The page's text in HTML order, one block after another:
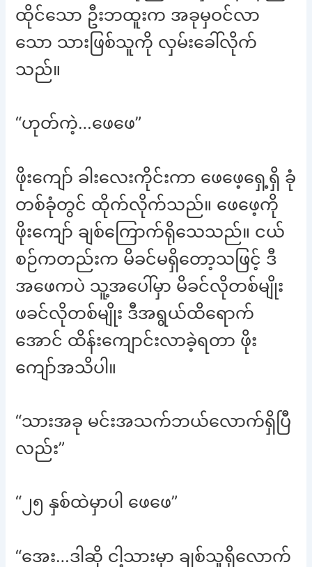
ထိုင်သော ဦးဘထူးက အခုမှဝင်လာ
သော သားဖြစ်သူကို လှမ်းခေါ်လိုက်
သည်။
“ဟုတ်ကဲ့…ဖေဖေ”
ဖိုးကျော် ခါးလေးကိုင်းကာ ဖေဖေ့ရှေ့ရှိ ခုံ
တစ်ခုံတွင် ထိုက်လိုက်သည်။ ဖေဖေ့ကို
ဖိုးကျော် ချစ်ကြောက်ရိုသေသည်။ ငယ်
စဉ်ကတည်းက မိခင်မရှိတော့သဖြင့် ဒီ
အဖေကပဲ သူ့အပေါ်မှာ မိခင်လိုတစ်မျိုး
ဖခင်လိုတစ်မျိုး ဒီအရွယ်ထိရောက်
အောင် ထိန်းကျောင်းလာခဲ့ရတာ ဖိုး
ကျော်အသိပါ။
“သားအခု မင်းအသက်ဘယ်လောက်ရှိပြီ
လည်း”
“၂၅ နှစ်ထဲမှာပါ ဖေဖေ”
“အေး…ဒါဆို ငါ့သားမှာ ချစ်သူရှိလောက်